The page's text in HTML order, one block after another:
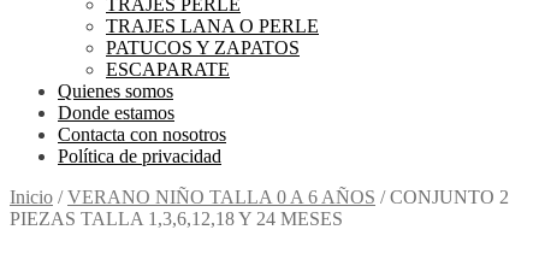
TRAJES PERLE
TRAJES LANA O PERLE
PATUCOS Y ZAPATOS
ESCAPARATE
Quienes somos
Donde estamos
Contacta con nosotros
Política de privacidad
Inicio /VERANO NIÑO TALLA 0 A 6 AÑOS /CONJUNTO 2
PIEZAS TALLA 1,3,6,12,18 Y 24 MESES